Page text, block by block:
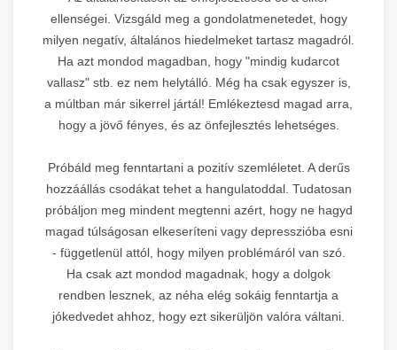
ellenségei. Vizsgáld meg a gondolatmenetedet, hogy
milyen negatív, általános hiedelmeket tartasz magadról.
Ha azt mondod magadban, hogy "mindig kudarcot
vallasz" stb. ez nem helytálló. Még ha csak egyszer is,
a múltban már sikerrel jártál! Emlékeztesd magad arra,
hogy a jövő fényes, és az önfejlesztés lehetséges.
Próbáld meg fenntartani a pozitív szemléletet. A derűs
hozzáállás csodákat tehet a hangulatoddal. Tudatosan
próbáljon meg mindent megtenni azért, hogy ne hagyd
magad túlságosan elkeseríteni vagy depresszióba esni
- függetlenül attól, hogy milyen problémáról van szó.
Ha csak azt mondod magadnak, hogy a dolgok
rendben lesznek, az néha elég sokáig fenntartja a
jókedvedet ahhoz, hogy ezt sikerüljön valóra váltani.